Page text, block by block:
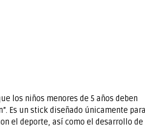
los niños menores de 5 años deben
Es un stick diseñado únicamente para
el deporte, así como el desarrollo de